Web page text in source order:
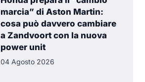
marcia” di Aston Martin:
cosa può davvero cambiare
a Zandvoort con la nuova
power unit
04 Agosto 2026